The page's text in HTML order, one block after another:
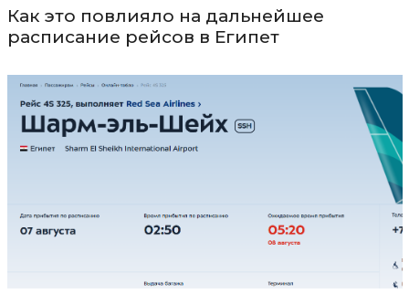
Как это повлияло на дальнейшее
расписание рейсов в Египет